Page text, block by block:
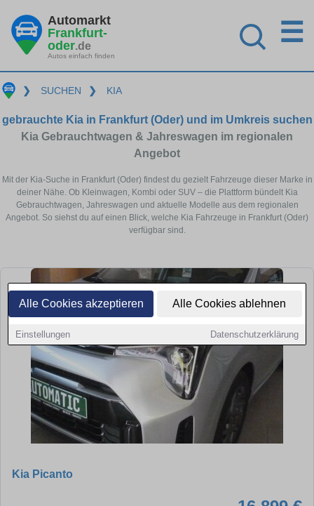
Alle Cookies akzeptieren Alle Cookies ablehnen
Einstellungen Datenschutzerklärung
Automarkt
Frankfurt-
oder.de
Autos einfach finden
☰
❯ SUCHEN ❯ KIA
gebrauchte Kia in Frankfurt (Oder) und im Umkreis suchen
Kia Gebrauchtwagen & Jahreswagen im regionalen
Angebot
Mit der Kia-Suche in Frankfurt (Oder) findest du gezielt Fahrzeuge dieser Marke in
deiner Nähe. Ob Kleinwagen, Kombi oder SUV – die Plattform bündelt Kia
Gebrauchtwagen, Jahreswagen und aktuelle Modelle aus dem regionalen
Angebot. So siehst du auf einen Blick, welche Kia Fahrzeuge in Frankfurt (Oder)
verfügbar sind.
Kia Picanto